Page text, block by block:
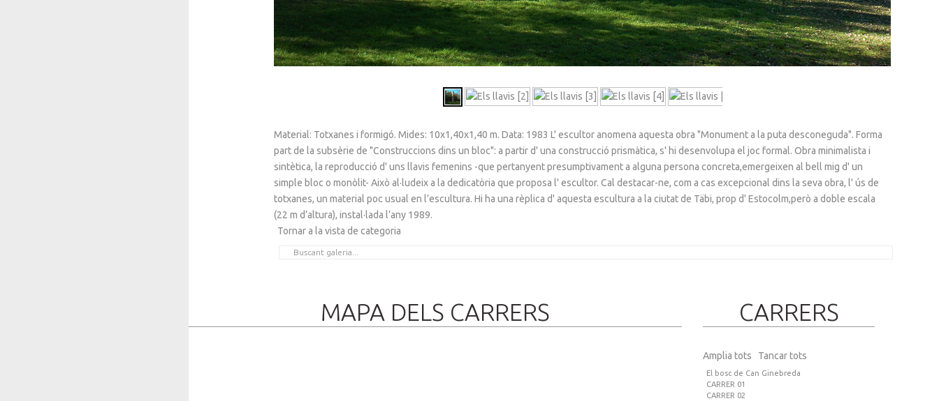
Material: Totxanes i formigó. Mides: 10x1,40x1,40 m. Data: 1983 L' escultor anomena aquesta obra "Monument a la puta desconeguda". Forma
part de la subsèrie de "Construccions dins un bloc": a partir d' una construcció prismàtica, s' hi desenvolupa el joc formal. Obra minimalista i
sintètica, la reproducció d' uns llavis femenins -que pertanyent presumptivament a alguna persona concreta,emergeixen al bell mig d' un
simple bloc o monòlit- Això al·ludeix a la dedicatòria que proposa l' escultor. Cal destacar-ne, com a cas excepcional dins la seva obra, l' ús de
totxanes, un material poc usual en l’escultura. Hi ha una rèplica d' aquesta escultura a la ciutat de Täbi, prop d' Estocolm,però a doble escala
(22 m d’altura), instal·lada l’any 1989.
Tornar a la vista de categoria
MAPA DELS CARRERS CARRERS
Amplia tots Tancar tots
El bosc de Can Ginebreda
CARRER 01
CARRER 02